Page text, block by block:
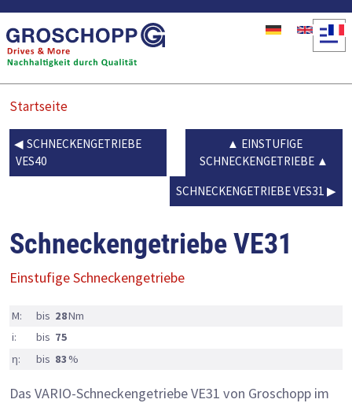
Direkt zum Inhalt
Startseite
SCHNECKENGETRIEBE
VES40
EINSTUFIGE
SCHNECKENGETRIEBE
SCHNECKENGETRIEBE VES31
Schneckengetriebe VE31
Einstufige Schneckengetriebe
M: bis 28Nm
i:
bis 75
η:
bis 83%
Das VARIO-Schneckengetriebe VE31 von Groschopp im